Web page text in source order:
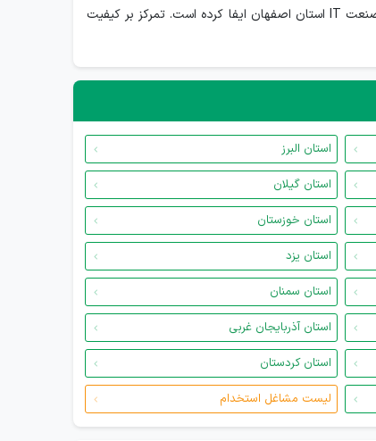
سامانه‌های نظارت تصویری است. این مجموعه با اجرای پروژه‌های متعدد برای سازمان‌های دولتی و شرکت‌های خصوصی، نقش مهمی در توسعه صنعت IT استان اصفهان ایفا کرده است. تمرکز بر کیفیت
استان البرز
استان گیلان
استان خوزستان
استان یزد
استان سمنان
استان آذربایجان غربی
استان کردستان
لیست مشاغل استخدام